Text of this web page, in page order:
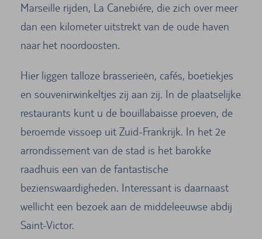
Marseille rijden, La Canebiére, die zich over meer
dan een kilometer uitstrekt van de oude haven
naar het noordoosten.
Hier liggen talloze brasserieën, cafés, boetiekjes
en souvenirwinkeltjes zij aan zij. In de plaatselijke
restaurants kunt u de bouillabaisse proeven, de
beroemde vissoep uit Zuid-Frankrijk. In het 2e
arrondissement van de stad is het barokke
raadhuis een van de fantastische
bezienswaardigheden. Interessant is daarnaast
wellicht een bezoek aan de middeleeuwse abdij
Saint-Victor.